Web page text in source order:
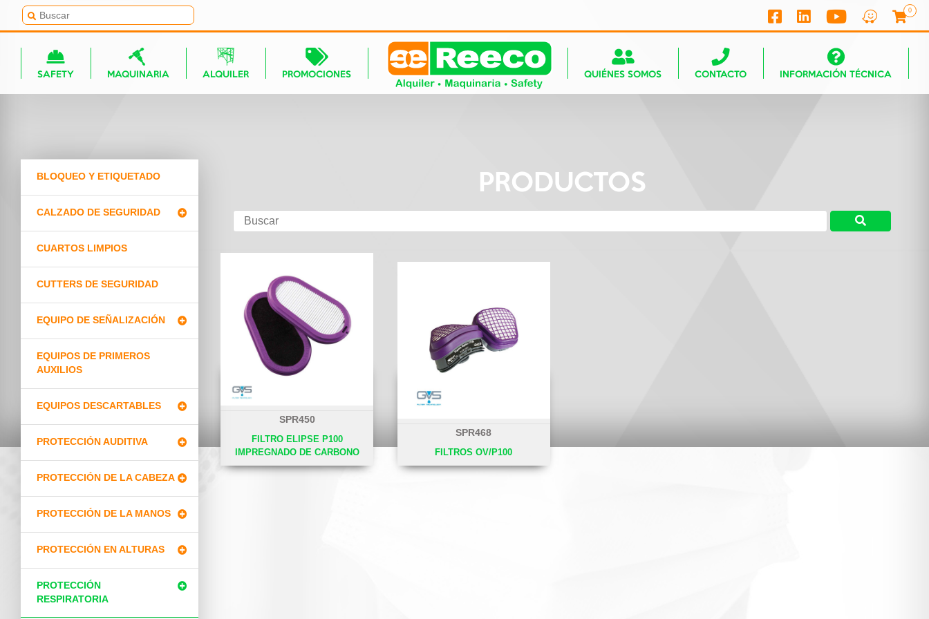
0
SAFETY MAQUINARIA ALQUILER PROMOCIONES QUIÉNES SOMOS CONTACTO INFORMACIÓN TÉCNICA
BLOQUEO Y ETIQUETADO
CALZADO DE SEGURIDAD
CUARTOS LIMPIOS
CUTTERS DE SEGURIDAD
EQUIPO DE SEÑALIZACIÓN
EQUIPOS DE PRIMEROS
AUXILIOS
EQUIPOS DESCARTABLES
PROTECCIÓN AUDITIVA
PROTECCIÓN DE LA CABEZA
PROTECCIÓN DE LA MANOS
PROTECCIÓN EN ALTURAS
PROTECCIÓN
RESPIRATORIA
PRODUCTOS
SPR450
FILTRO ELIPSE P100
IMPREGNADO DE CARBONO
SPR468
FILTROS OV/P100